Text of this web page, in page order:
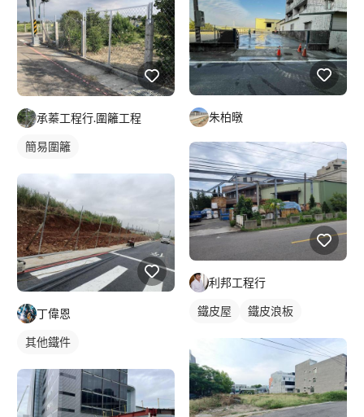
承蓁工程行.圍籬工程
簡易圍籬
丁偉恩
其他鐵件
朱柏暾
利邦工程行
鐵皮屋 鐵皮浪板